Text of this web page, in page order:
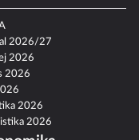
2026/27
2026
2026
2026
2026